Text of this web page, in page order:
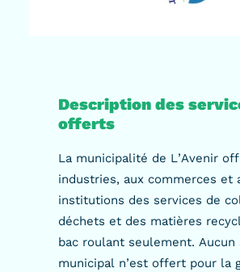
Description des
offerts
La municipalité de L’Avenir
industries, aux commerces et
institutions des services de
déchets et des matières
bac roulant seulement. Aucun
municipal n’est offert pour la